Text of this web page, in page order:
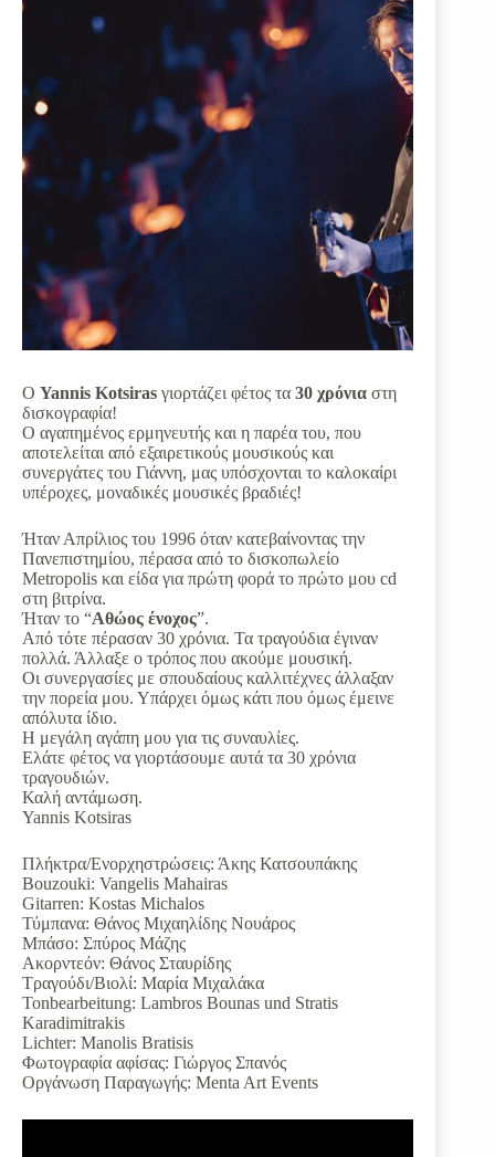
Ο Yannis Kotsiras γιορτάζει φέτος τα 30 χρόνια στη
δισκογραφία!
Ο αγαπημένος ερμηνευτής και η παρέα του, που
αποτελείται από εξαιρετικούς μουσικούς και
συνεργάτες του Γιάννη, μας υπόσχονται το καλοκαίρι
υπέροχες, μοναδικές μουσικές βραδιές!
Ήταν Απρίλιος του 1996 όταν κατεβαίνοντας την
Πανεπιστημίου, πέρασα από το δισκοπωλείο
Metropolis και είδα για πρώτη φορά το πρώτο μου cd
στη βιτρίνα.
Ήταν το “Αθώος ένοχος”.
Από τότε πέρασαν 30 χρόνια. Τα τραγούδια έγιναν
πολλά. Άλλαξε ο τρόπος που ακούμε μουσική.
Οι συνεργασίες με σπουδαίους καλλιτέχνες άλλαξαν
την πορεία μου. Υπάρχει όμως κάτι που όμως έμεινε
απόλυτα ίδιο.
Η μεγάλη αγάπη μου για τις συναυλίες.
Ελάτε φέτος να γιορτάσουμε αυτά τα 30 χρόνια
τραγουδιών.
Καλή αντάμωση.
Yannis Kotsiras
Πλήκτρα/Ενορχηστρώσεις: Άκης Κατσουπάκης
Bouzouki: Vangelis Mahairas
Gitarren: Kostas Michalos
Τύμπανα: Θάνος Μιχαηλίδης Νουάρος
Μπάσο: Σπύρος Μάζης
Ακορντεόν: Θάνος Σταυρίδης
Τραγούδι/Βιολί: Μαρία Μιχαλάκα
Tonbearbeitung: Lambros Bounas und Stratis
Karadimitrakis
Lichter: Manolis Bratisis
Φωτογραφία αφίσας: Γιώργος Σπανός
Οργάνωση Παραγωγής: Menta Art Events